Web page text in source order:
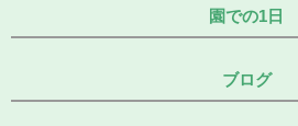
園での1日
ブログ